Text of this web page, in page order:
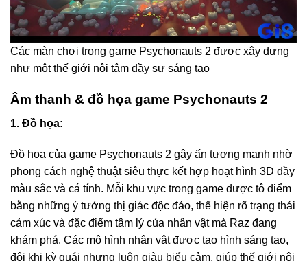
Các màn chơi trong game Psychonauts 2 được xây dựng
như một thế giới nội tâm đầy sự sáng tạo
Âm thanh & đồ họa game Psychonauts 2
1. Đồ họa:
Đồ họa của game Psychonauts 2 gây ấn tượng mạnh nhờ
phong cách nghệ thuật siêu thực kết hợp hoạt hình 3D đầy
màu sắc và cá tính. Mỗi khu vực trong game được tô điểm
bằng những ý tưởng thị giác độc đáo, thể hiện rõ trạng thái
cảm xúc và đặc điểm tâm lý của nhân vật mà Raz đang
khám phá. Các mô hình nhân vật được tạo hình sáng tạo,
đôi khi kỳ quái nhưng luôn giàu biểu cảm, giúp thế giới nội